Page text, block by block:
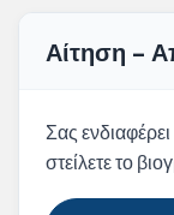
Αίτηση -
Σας
στείλετε το